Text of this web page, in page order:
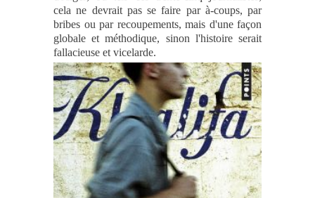
cela ne devrait pas se faire par à-coups, par
bribes ou par recoupements, mais d'une façon
globale et méthodique, sinon l'histoire serait
fallacieuse et vicelarde.